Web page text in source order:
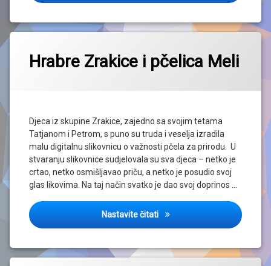
Hrabre Zrakice i pčelica Meli
Djeca iz skupine Zrakice, zajedno sa svojim tetama
Tatjanom i Petrom, s puno su truda i veselja izradila
malu digitalnu slikovnicu o važnosti pčela za prirodu. U
stvaranju slikovnice sudjelovala su sva djeca – netko je
crtao, netko osmišljavao priču, a netko je posudio svoj
glas likovima. Na taj način svatko je dao svoj doprinos …
Nastavite čitati Hrabre Zrakice i pčelica Meli